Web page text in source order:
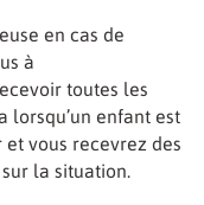
en cas de
à
toutes les
lorsqu’un enfant est
vous recevrez des
la situation.